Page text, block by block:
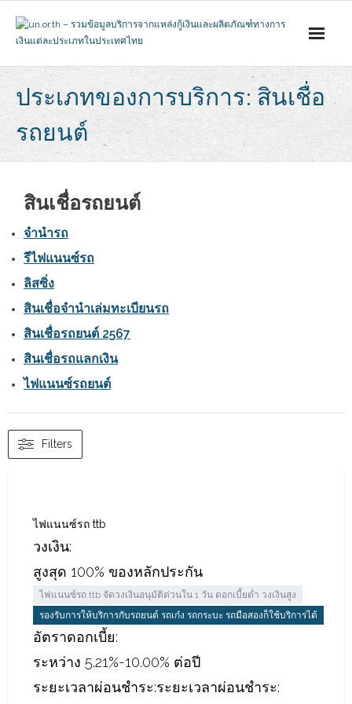
content
ประเภทของการบริการ: สินเชื่อ
รถยนต์
สินเชื่อรถยนต์
จำนำรถ
รีไฟแนนซ์รถ
ลิสซิ่ง
สินเชื่อจำนำเล่มทะเบียนรถ
สินเชื่อรถยนต์ 2567
สินเชื่อรถแลกเงิน
ไฟแนนซ์รถยนต์
Filters